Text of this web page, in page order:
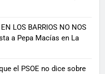
LOS BARRIOS NO NOS
a Pepa Macías en La
el PSOE no dice sobre